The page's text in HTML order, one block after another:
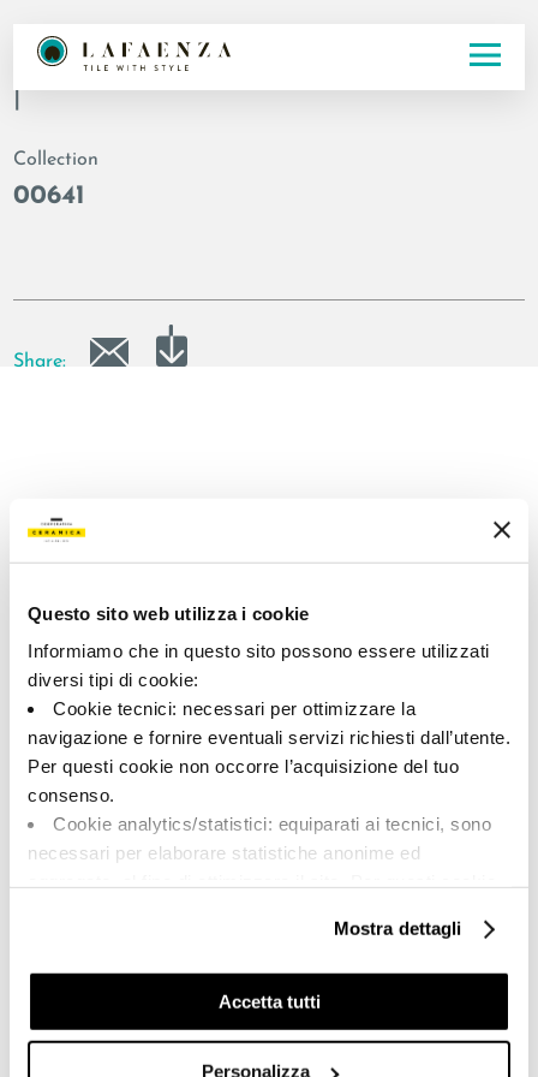
Questo sito web utilizza i cookie
Informiamo che in questo sito possono essere utilizzati
diversi tipi di cookie:
Cookie tecnici: necessari per ottimizzare la
navigazione e fornire eventuali servizi richiesti dall’utente.
Per questi cookie non occorre l’acquisizione del tuo
consenso.
Cookie analytics/statistici: equiparati ai tecnici, sono
necessari per elaborare statistiche anonime ed
Cookie di profilazione/marketing: sono utilizzati, solo
previo tuo consenso, per esaminare le tue abitudini di
navigazione e mostrarti quindi avvisi pubblicitari mirati, in
linea con le tue preferenze.
Mostra dettagli
Accetta tutti
Personalizza
Codice
|
Collection
00641
Share:
A brand of Cooperativa Ceramica d’Imola
Tel: +39 0542 601601
CERTIFICATIONS
COLLECTIONS